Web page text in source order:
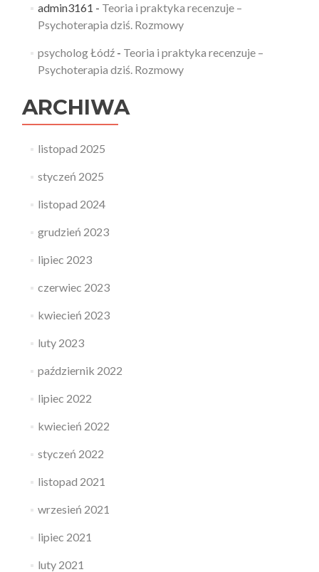
admin3161 - Teoria i praktyka recenzuje –
Psychoterapia dziś. Rozmowy
psycholog Łódź- Teoria i praktyka recenzuje –
Psychoterapia dziś. Rozmowy
ARCHIWA
listopad 2025
styczeń 2025
listopad 2024
grudzień 2023
lipiec 2023
czerwiec 2023
kwiecień 2023
luty 2023
październik 2022
lipiec 2022
kwiecień 2022
styczeń 2022
listopad 2021
wrzesień 2021
lipiec 2021
luty 2021